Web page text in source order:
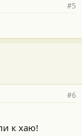
#5
#6
к хаю!